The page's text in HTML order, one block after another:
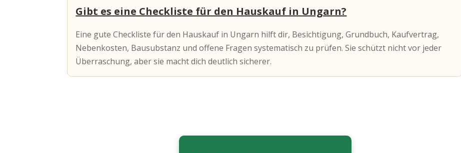
Gibt es eine Checkliste für den Hauskauf in Ungarn?
Eine gute Checkliste für den Hauskauf in Ungarn hilft dir, Besichtigung, Grundbuch, Kaufvertrag,
Nebenkosten, Bausubstanz und offene Fragen systematisch zu prüfen. Sie schützt nicht vor jeder
Überraschung, aber sie macht dich deutlich sicherer.